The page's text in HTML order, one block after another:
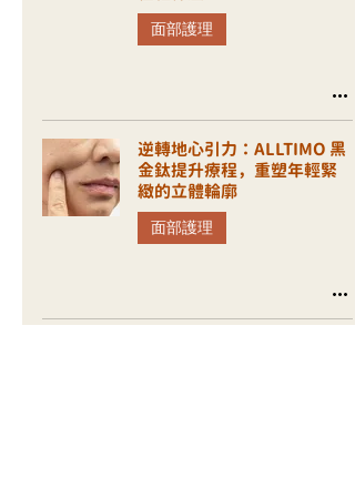
面部護理
逆轉地心引力：ALLTIMO 黑
金鈦提升療程，重塑年輕緊
緻的立體輪廓
面部護理